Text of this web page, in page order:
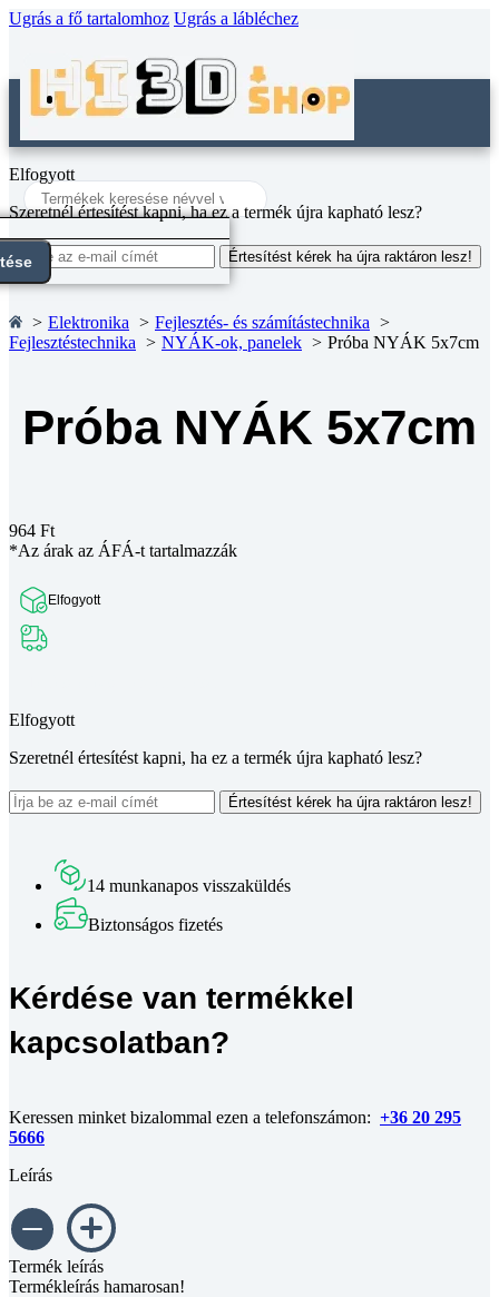
Ugrás a fő tartalomhoz Ugrás a lábléchez
Search
...
Elfogyott
Szeretnél értesítést kapni, ha ez a termék újra kapható lesz?
Értesítést kérek ha újra raktáron lesz!
Elektronika
Fejlesztés- és számítástechnika
Fejlesztéstechnika
NYÁK-ok, panelek Próba NYÁK 5x7cm
Próba NYÁK 5x7cm
964 Ft
*Az árak az ÁFÁ-t tartalmazzák
Elfogyott
Elfogyott
Szeretnél értesítést kapni, ha ez a termék újra kapható lesz?
Értesítést kérek ha újra raktáron lesz!
14 munkanapos visszaküldés
Biztonságos fizetés
Kérdése van termékkel
kapcsolatban?
Keressen minket bizalommal ezen a telefonszámon: +36 20 295
5666
Leírás
Termék leírás
Termékleírás hamarosan!